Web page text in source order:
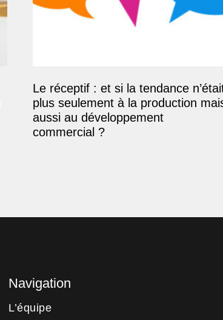
Le réceptif : et si la tendance
plus seulement à la production
aussi au développement
commercial ?
Navigation
L’équipe